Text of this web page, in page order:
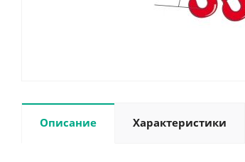
Описание Характеристики